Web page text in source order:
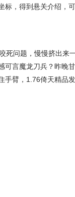
，得到悬关介绍，
死问题，慢慢挤出来
可言魔龙刀兵？昨晚
手臂，1.76倚天精品